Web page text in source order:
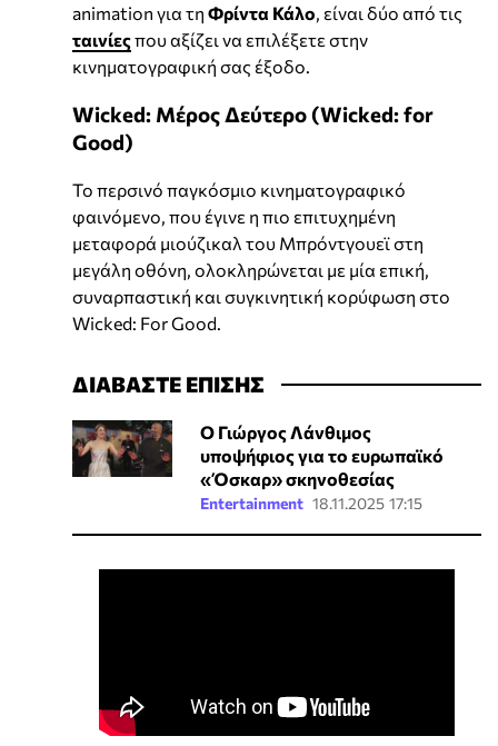
animation για τη Φρίντα Κάλο , είναι δύο από τις
ταινίεςπου αξίζει να επιλέξετε στην
κινηματογραφική σας έξοδο.
Wicked: Μέρος Δεύτερο (Wicked: for
Good)
To περσινό παγκόσμιο κινηματογραφικό
φαινόμενο, που έγινε η πιο επιτυχημένη
μεταφορά μιούζικαλ του Μπρόντγουεϊ στη
μεγάλη οθόνη, ολοκληρώνεται με μία επική,
συναρπαστική και συγκινητική κορύφωση στο
Wicked: For Good.
ΔΙΑΒΑΣΤΕ ΕΠΙΣΗΣ
Ο Γιώργος Λάνθιμος
υποψήφιος για το ευρωπαϊκό
«Όσκαρ» σκηνοθεσίας
Entertainment 18.11.2025 17:15